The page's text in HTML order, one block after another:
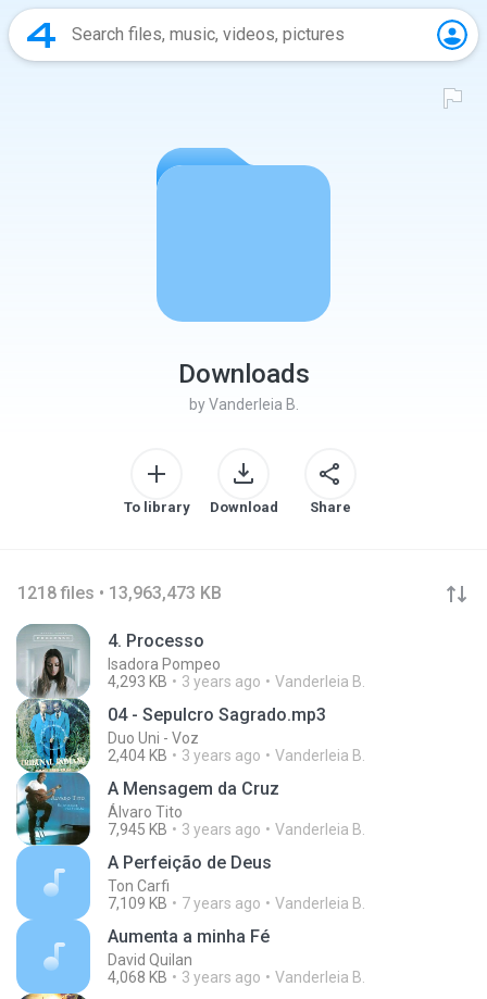
Downloads
by Vanderleia B.
To library Download Share
1218 files • 13,963,473 KB
4. Processo
Isadora Pompeo
4,293 KB
3 years ago Vanderleia B.
04 - Sepulcro Sagrado.mp3
Duo Uni - Voz
2,404 KB
3 years ago Vanderleia B.
A Mensagem da Cruz
Álvaro Tito
7,945 KB
3 years ago Vanderleia B.
A Perfeição de Deus
Ton Carfi
7,109 KB
7 years ago Vanderleia B.
Aumenta a minha Fé
David Quilan
4,068 KB
3 years ago Vanderleia B.